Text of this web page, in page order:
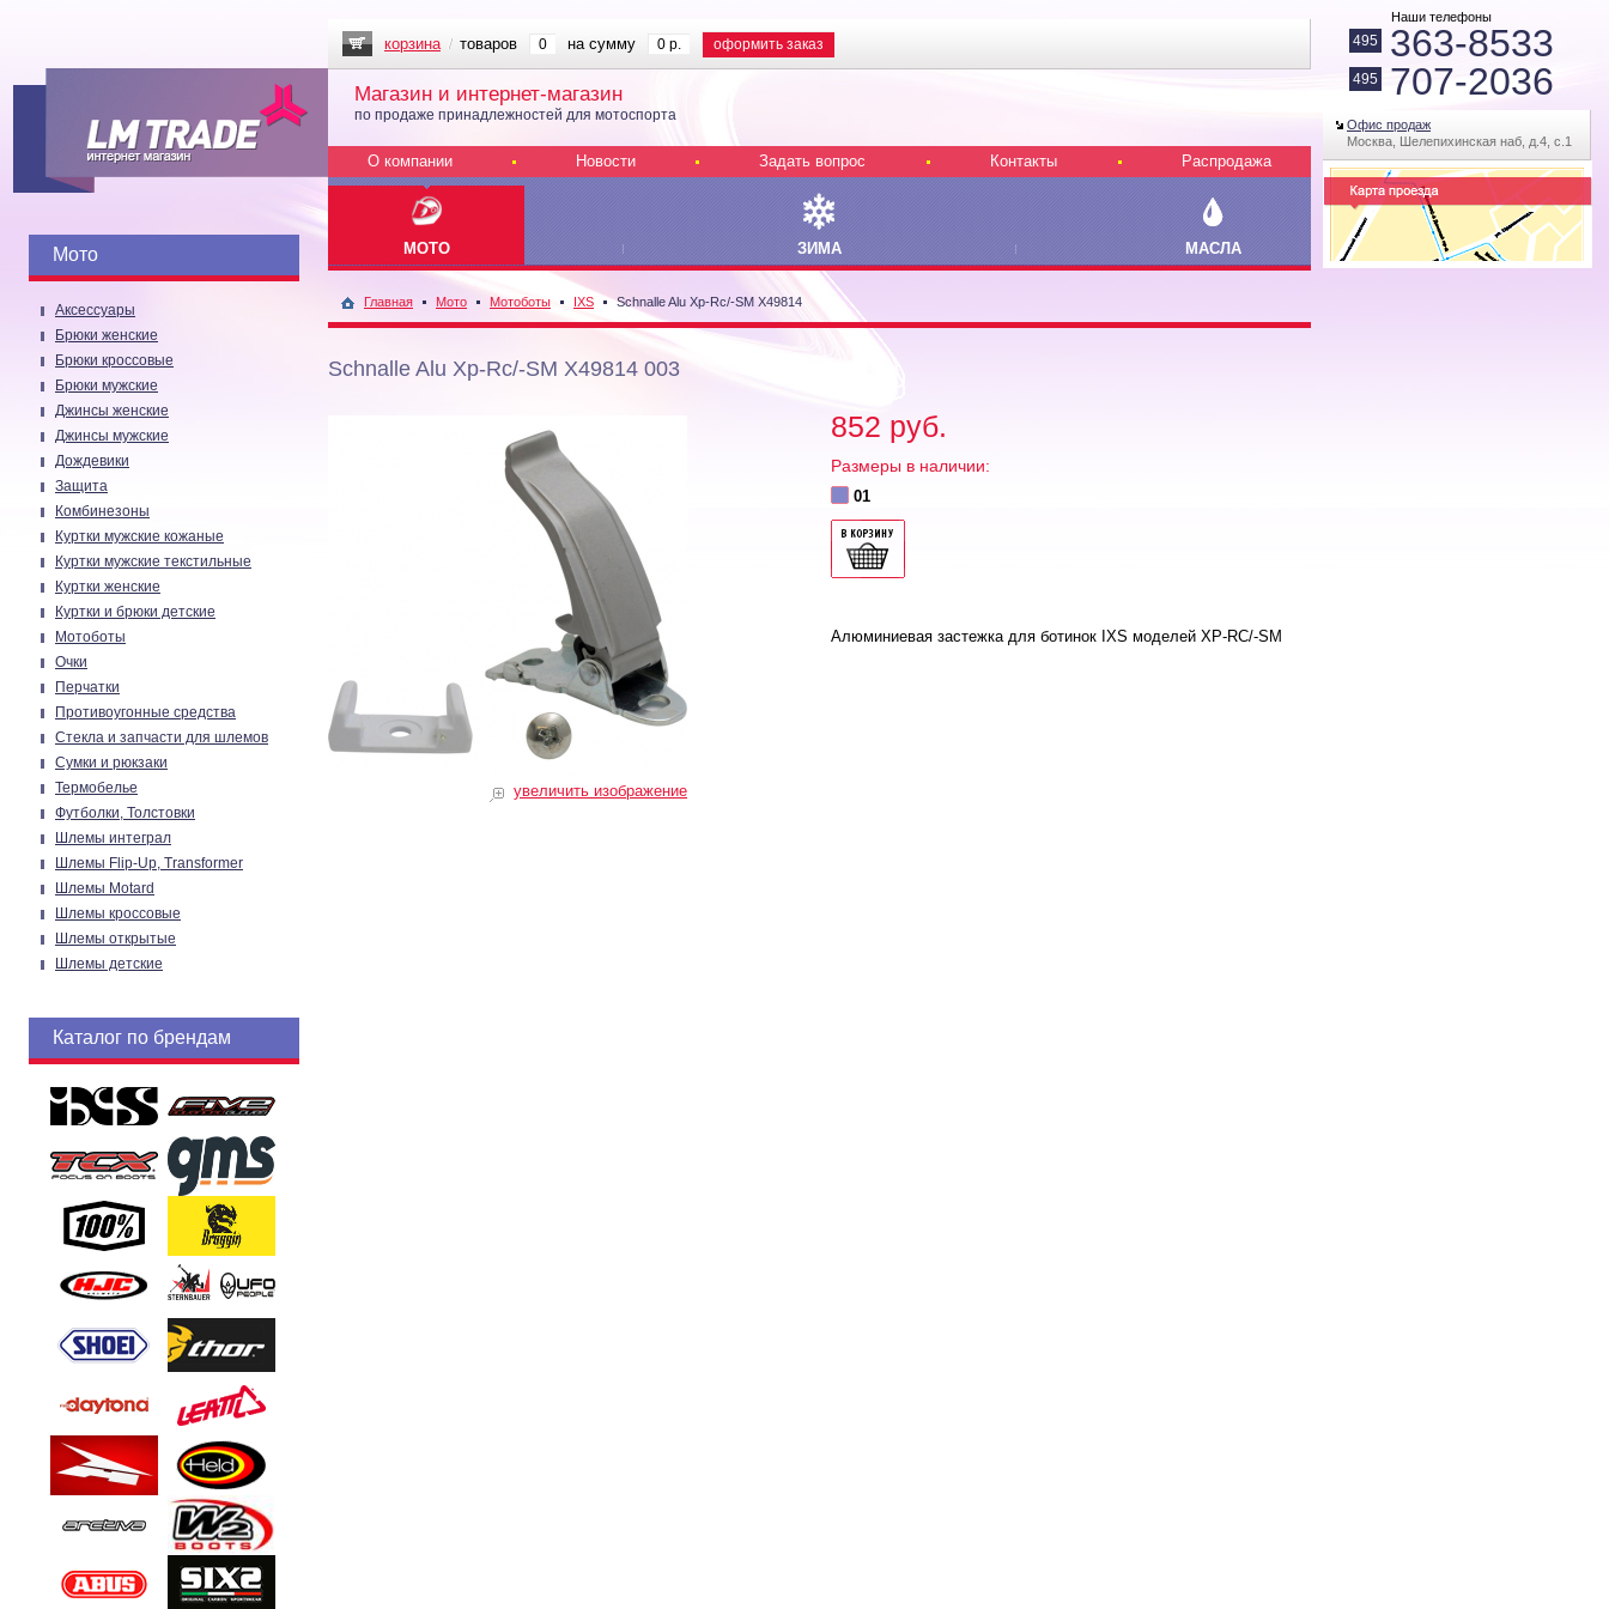
Мото
Аксессуары
Брюки женские
Брюки кроссовые
Брюки мужские
Джинсы женские
Джинсы мужские
Дождевики
Защита
Комбинезоны
Куртки мужские кожаные
Куртки мужские текстильные
Куртки женские
Куртки и брюки детские
Мотоботы
Очки
Перчатки
Противоугонные средства
Стекла и запчасти для шлемов
Сумки и рюкзаки
Термобелье
Футболки, Толстовки
Шлемы интеграл
Шлемы Flip-Up, Transformer
Шлемы Motard
Шлемы кроссовые
Шлемы открытые
Шлемы детские
Каталог по брендам
Наши телефоны
495 363-8533
495 707-2036
Офис продаж
Москва, Шелепихинская наб, д.4, с.1
корзина товаров 0 на сумму 0 р. оформить заказ
Магазин и интернет-магазин
по продаже принадлежностей для мотоспорта
О компании Новости Задать вопрос Контакты Распродажа
МОТО ЗИМА МАСЛА
Главная Мото Мотоботы IXS Schnalle Alu Xp-Rc/-SM X49814
Schnalle Alu Xp-Rc/-SM X49814 003
увеличить изображение
852 руб.
Размеры в наличии:
01
Алюминиевая застежка для ботинок IXS моделей XP-RC/-SM